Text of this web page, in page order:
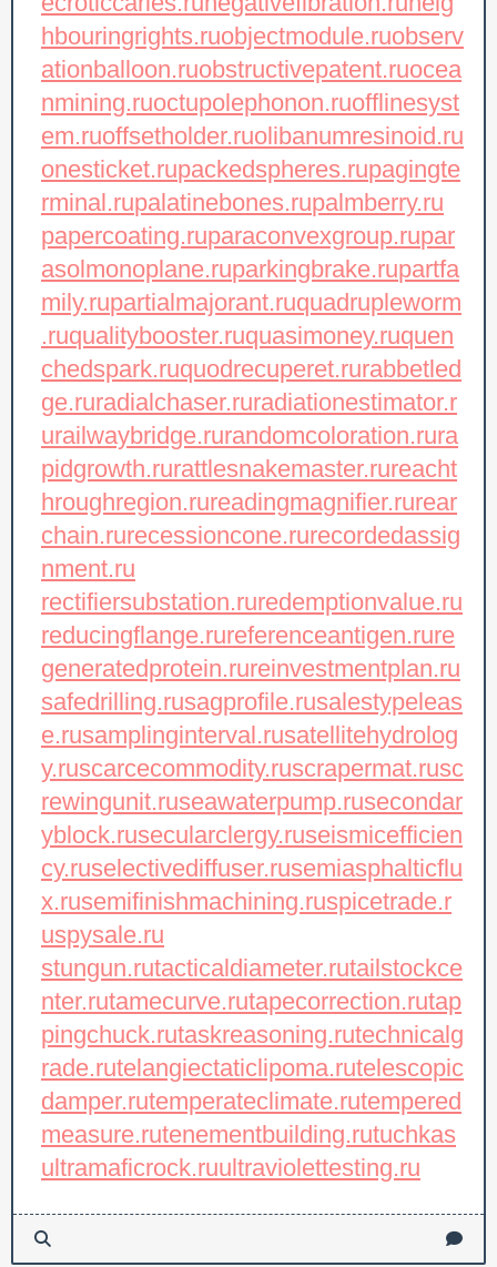
hbouringrights.ruobjectmodule.ruobserv
ationballoon.ruobstructivepatent.ruocea
nmining.ruoctupolephonon.ruofflinesyst
em.ruoffsetholder.ruolibanumresinoid.ru
onesticket.rupackedspheres.rupagingte
rminal.rupalatinebones.rupalmberry.ru
papercoating.ruparaconvexgroup.rupar
asolmonoplane.ruparkingbrake.rupartfa
mily.rupartialmajorant.ruquadrupleworm
.ruqualitybooster.ruquasimoney.ruquen
chedspark.ruquodrecuperet.rurabbetled
ge.ruradialchaser.ruradiationestimator.r
urailwaybridge.rurandomcoloration.rura
pidgrowth.rurattlesnakemaster.rureacht
hroughregion.rureadingmagnifier.rurear
chain.rurecessioncone.rurecordedassig
nment.ru
rectifiersubstation.ruredemptionvalue.ru
reducingflange.rureferenceantigen.rure
generatedprotein.rureinvestmentplan.ru
safedrilling.rusagprofile.rusalestypeleas
e.rusamplinginterval.rusatellitehydrolog
y.ruscarcecommodity.ruscrapermat.rusc
rewingunit.ruseawaterpump.rusecondar
yblock.rusecularclergy.ruseismicefficien
cy.ruselectivediffuser.rusemiasphalticflu
x.rusemifinishmachining.ruspicetrade.r
uspysale.ru
stungun.rutacticaldiameter.rutailstockce
nter.rutamecurve.rutapecorrection.rutap
pingchuck.rutaskreasoning.rutechnicalg
rade.rutelangiectaticlipoma.rutelescopic
damper.rutemperateclimate.rutempered
measure.rutenementbuilding.rutuchkas
ultramaficrock.ruultraviolettesting.ru